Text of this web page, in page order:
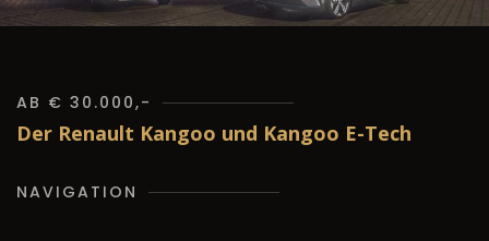
AB € 30.000,-
Der Renault Kangoo und Kangoo E-Tech
NAVIGATION